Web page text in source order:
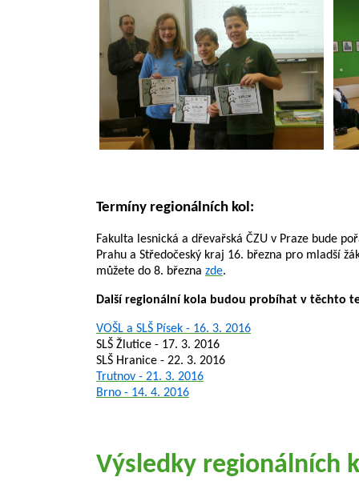
Termíny regionálních kol:
Fakulta lesnická a dřevařská ČZU v Praze bude
Prahu a Středočeský kraj 16. března pro mladší
můžete do 8. března zde.
Další regionální kola budou probíhat v těchto
VOŠL a SLŠ Písek - 16. 3. 2016
SLŠ Žlutice - 17. 3. 2016
SLŠ Hranice - 22. 3. 2016
Trutnov - 21. 3. 2016
Brno - 14. 4. 2016
Výsledky regionálních